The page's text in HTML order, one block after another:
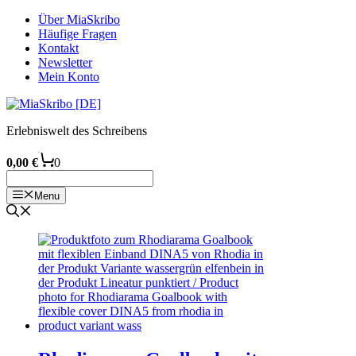
Zum
Inhalt
springen
Über MiaSkribo
Häufige Fragen
Kontakt
Newsletter
Mein Konto
Erlebniswelt des Schreibens
0,00 € 0
Menu